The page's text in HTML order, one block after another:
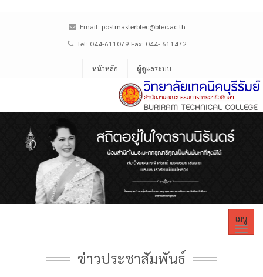
Email: postmasterbtec@btec.ac.th
Tel: 044-611079 Fax: 044- 611472
หน้าหลัก ผู้ดูแลระบบ
เมนู
ข่าวประชาสัมพันธ์